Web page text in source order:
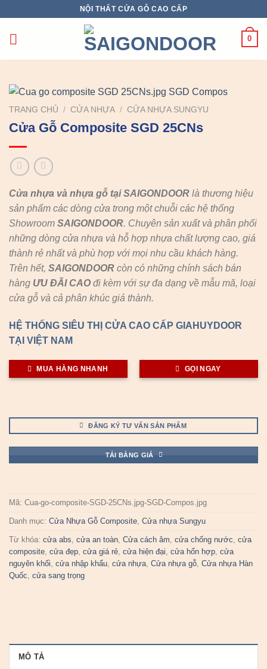
nội
NỘI THẤT CỬA GỖ CAO CẤP
0
TRANG CHỦ / CỬA NHỰA / CỬA NHỰA SUNGYU
Cửa Gỗ Composite SGD 25CNs
Cửa nhựa và nhựa gỗ tại SAIGONDOOR là thương hiệu
sản phẩm các dòng cửa trong một chuỗi các hệ thống
Showroom SAIGONDOOR. Chuyên sản xuất và phân phối
những dòng cửa nhựa và hỗ hợp nhựa chất lượng cao, giá
thành rẻ nhất và phù hợp với mọi nhu cầu khách hàng.
Trên hết, SAIGONDOOR còn có những chính sách bán
hàng ƯU ĐÃI CAO đi kèm với sự đa dạng về mẫu mã, loại
cửa gỗ và cả phân khúc giá thành.
HỆ THỐNG SIÊU THỊ CỬA CAO CẤP GIAHUYDOOR
TẠI VIỆT NAM
MUA HÀNG NHANH GỌI NGAY
ĐĂNG KÝ TƯ VẤN SẢN PHẨM
TẢI BẢNG GIÁ
Mã: Cua-go-composite-SGD-25CNs.jpg-SGD-Compos.jpg
Danh mục: Cửa Nhựa Gỗ Composite, Cửa nhựa Sungyu
Từ khóa: cửa abs, cửa an toàn, Cửa cách âm, cửa chống nước, cửa
composite, cửa đẹp, cửa giá rẻ, cửa hiện đại, cửa hổn hợp, cửa
nguyên khối, cửa nhập khẩu, cửa nhựa, Cửa nhựa gỗ, Cửa nhựa Hàn
Quốc, cửa sang trọng
MÔ TẢ